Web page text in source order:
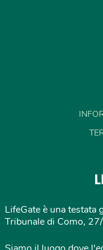
LifeGate è una
Tribunale di Como,